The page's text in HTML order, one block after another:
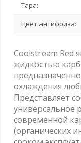
Тара:
Цвет антифриза:
Coolstream Red
жидкостью
охлаждения
Представляет
универсальное
современной
(органических